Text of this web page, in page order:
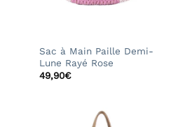
Sac à Main Paille Demi-
Lune Rayé Rose
49,90€